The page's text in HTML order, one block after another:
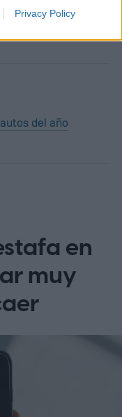
Privacy Policy
del año
en
muy